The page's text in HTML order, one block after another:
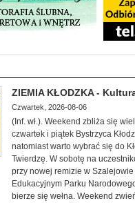
ZIEMIA KŁODZKA -
Czwartek, 2026-08-06
(Inf. wł.). Weekend zbliża się
czwartek i piątek Bystrzyca
natomiast warto wybrać się do
Twierdzę. W sobotę na
przy nowej remizie w
Edukacyjnym Parku
bierze się wełna. Weekend